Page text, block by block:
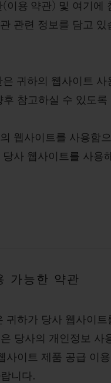
( 이용 약관) 및 여기에
관련 정보를 담고
귀하의 웹사이트
후 참고하실 수 있도
웹사이트를 사용함
당사 웹사이트를 사용
가능한 약관
귀하가 당사 웹사이
당사의 개인정보
사이트 제품 공급 이
니다.